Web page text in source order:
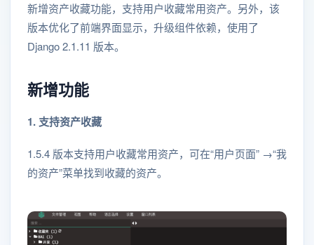
新增资产收藏功能，支持用户收藏常用资产。另外，该
版本优化了前端界面显示，升级组件依赖，使用了
Django 2.1.11 版本。
新增功能
1. 支持资产收藏
1.5.4 版本支持用户收藏常用资产，可在“用户页面” →“我
的资产”菜单找到收藏的资产。